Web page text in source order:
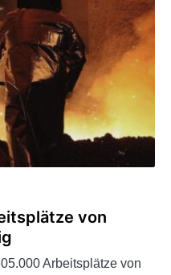
von
Arbeitsplätze von